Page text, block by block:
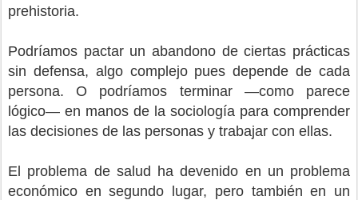
prehistoria.
Podríamos pactar un abandono de ciertas prácticas
sin defensa, algo complejo pues depende de cada
persona. O podríamos terminar —como parece
lógico— en manos de la sociología para comprender
las decisiones de las personas y trabajar con ellas.
El problema de salud ha devenido en un problema
económico en segundo lugar, pero también en un